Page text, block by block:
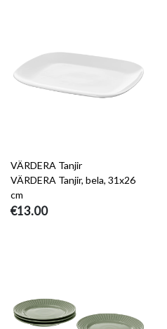
VÄRDERA Tanjir
VÄRDERA Tanjir, bela, 31x26
cm
€13.00